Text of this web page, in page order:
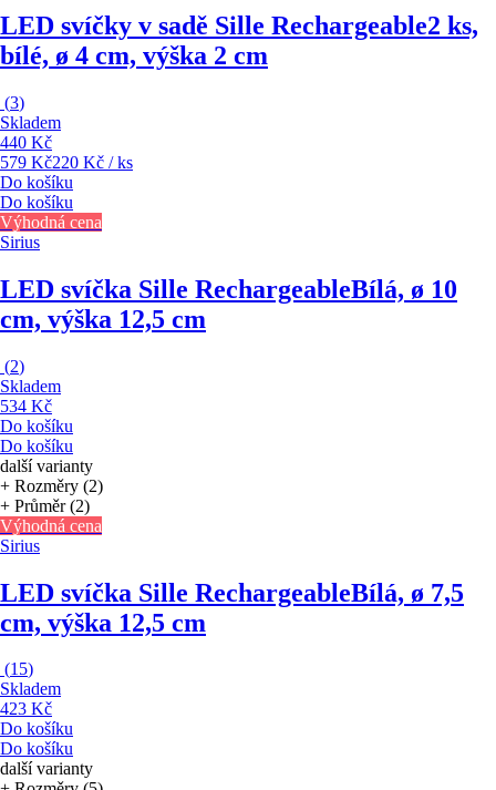
LED svíčky v sadě Sille Rechargeable2 ks,
bílé, ø 4 cm, výška 2 cm
(3)
Skladem
440 Kč
579 Kč220 Kč / ks
Do košíku
Do košíku
Výhodná cena
Sirius
LED svíčka Sille RechargeableBílá, ø 10
cm, výška 12,5 cm
(2)
Skladem
534 Kč
Do košíku
Do košíku
další varianty
+ Rozměry (2)
+ Průměr (2)
Výhodná cena
Sirius
LED svíčka Sille RechargeableBílá, ø 7,5
cm, výška 12,5 cm
(15)
Skladem
423 Kč
Do košíku
Do košíku
další varianty